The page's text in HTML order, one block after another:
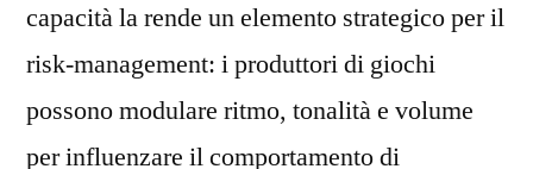
dei
Giochi
Tavolo
Gestiscono
capacità la rende un elemento strategico per il
risk‑management: i produttori di giochi
possono modulare ritmo, tonalità e volume
per influenzare il comportamento di